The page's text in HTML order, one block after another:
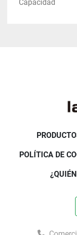
Capacidad
POLÍTICA DE